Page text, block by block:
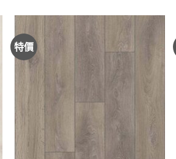
特價